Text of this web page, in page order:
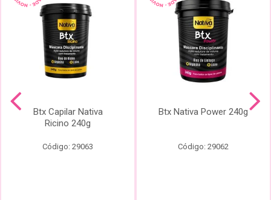
Btx Capilar Nativa
Ricino 240g
Código: 29063
Btx Nativa Power 240g
Código: 29062